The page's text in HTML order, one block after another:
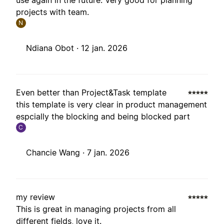
projects with team.
N
Ndiana Obot · 12 jan. 2026
Even better than Project&Task template
this template is very clear in product management
espcially the blocking and being blocked part
C
Chancie Wang · 7 jan. 2026
my review
This is great in managing projects from all
different fields, love it.